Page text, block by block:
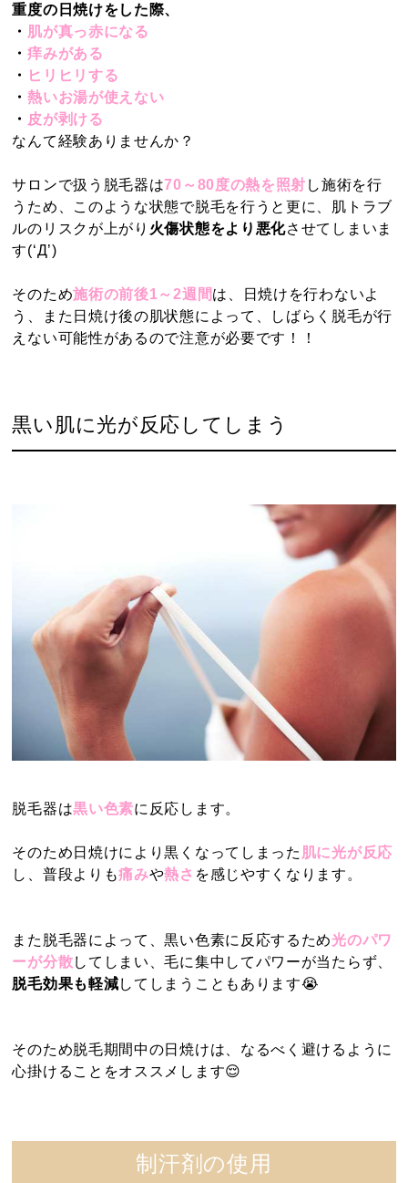
重度の日焼けをした際、
・ 肌が真っ赤になる
・痒みがある
・ ヒリヒリする
・熱いお湯が使えない
・ 皮が剥ける
なんて経験ありませんか？
サロンで扱う脱毛器は70～80度の熱を照射 し施術を行
うため、このような状態で脱毛を行うと更に、肌トラブ
ルのリスクが上がり 火傷状態をより悪化させてしまいま
す(‘Д’)
そのため施術の前後1～2週間は、日焼けを行わないよ
う、また日焼け後の肌状態によって、しばらく脱毛が行
えない可能性があるので注意が必要です！！
黒い肌に光が反応してしまう
脱毛器は黒い色素に反応します。
そのため日焼けにより黒くなってしまった 肌に光が反応
し、普段よりも痛みや熱さ を感じやすくなります。
また脱毛器によって、黒い色素に反応するため光のパワ
ーが分散してしまい、毛に集中してパワーが当たらず、
脱毛効果も軽減してしまうこともあります😭
そのため脱毛期間中の日焼けは、なるべく避けるように
心掛けることをオススメします😌
制汗剤の使用